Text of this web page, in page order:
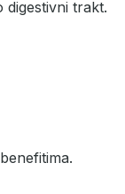
digestivni trakt.